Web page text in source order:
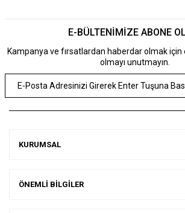
E-BÜLTENİMİZE ABONE
Kampanya ve fırsatlardan haberdar olmak
olmayı unutmayın.
KURUMSAL
ÖNEMLİ BİLGİLER